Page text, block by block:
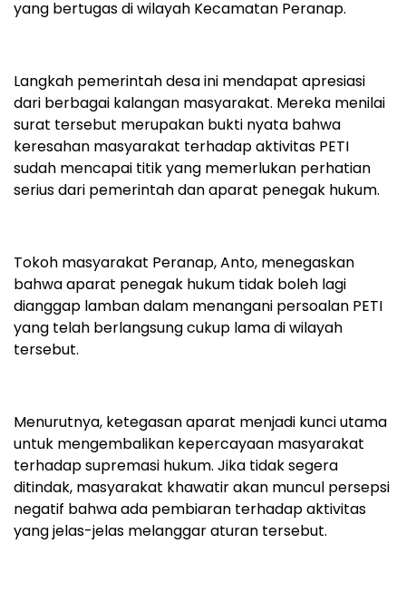
yang bertugas di wilayah Kecamatan Peranap.
Langkah pemerintah desa ini mendapat apresiasi
dari berbagai kalangan masyarakat. Mereka menilai
surat tersebut merupakan bukti nyata bahwa
keresahan masyarakat terhadap aktivitas PETI
sudah mencapai titik yang memerlukan perhatian
serius dari pemerintah dan aparat penegak hukum.
Tokoh masyarakat Peranap, Anto, menegaskan
bahwa aparat penegak hukum tidak boleh lagi
dianggap lamban dalam menangani persoalan PETI
yang telah berlangsung cukup lama di wilayah
tersebut.
Menurutnya, ketegasan aparat menjadi kunci utama
untuk mengembalikan kepercayaan masyarakat
terhadap supremasi hukum. Jika tidak segera
ditindak, masyarakat khawatir akan muncul persepsi
negatif bahwa ada pembiaran terhadap aktivitas
yang jelas-jelas melanggar aturan tersebut.